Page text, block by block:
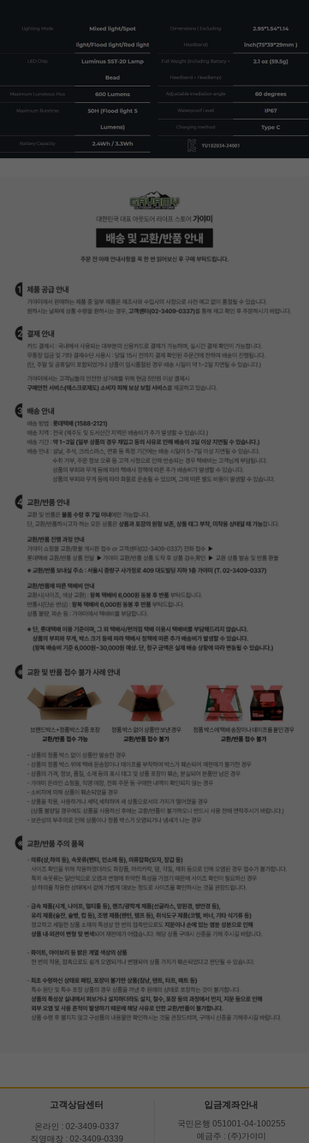
고객상담센터
온라인 : 02-3409-0337
직영매장 : 02-3409-0339
입금계좌안내
국민은행 051001-04-100255
예금주 : (주)가야미